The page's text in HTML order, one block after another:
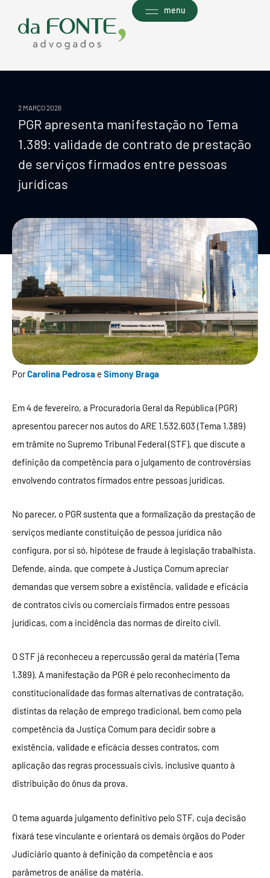
conteúdo
menu
2 MARÇO 2026
PGR apresenta manifestação no Tema
1.389: validade de contrato de prestação
de serviços firmados entre pessoas
jurídicas
PorCarolina Pedrosa e Simony Braga
Em 4 de fevereiro, a Procuradoria Geral da República (PGR)
apresentou parecer nos autos do ARE 1.532.603 (Tema 1.389)
em trâmite no Supremo Tribunal Federal (STF), que discute a
definição da competência para o julgamento de controvérsias
envolvendo contratos firmados entre pessoas jurídicas.
No parecer, o PGR sustenta que a formalização da prestação de
serviços mediante constituição de pessoa jurídica não
configura, por si só, hipótese de fraude à legislação trabalhista.
Defende, ainda, que compete à Justiça Comum apreciar
demandas que versem sobre a existência, validade e eficácia
de contratos civis ou comerciais firmados entre pessoas
jurídicas, com a incidência das normas de direito civil.
O STF já reconheceu a repercussão geral da matéria (Tema
1.389). A manifestação da PGR é pelo reconhecimento da
constitucionalidade das formas alternativas de contratação,
distintas da relação de emprego tradicional, bem como pela
competência da Justiça Comum para decidir sobre a
existência, validade e eficácia desses contratos, com
aplicação das regras processuais civis, inclusive quanto à
distribuição do ônus da prova.
O tema aguarda julgamento definitivo pelo STF, cuja decisão
fixará tese vinculante e orientará os demais órgãos do Poder
Judiciário quanto à definição da competência e aos
parâmetros de análise da matéria.